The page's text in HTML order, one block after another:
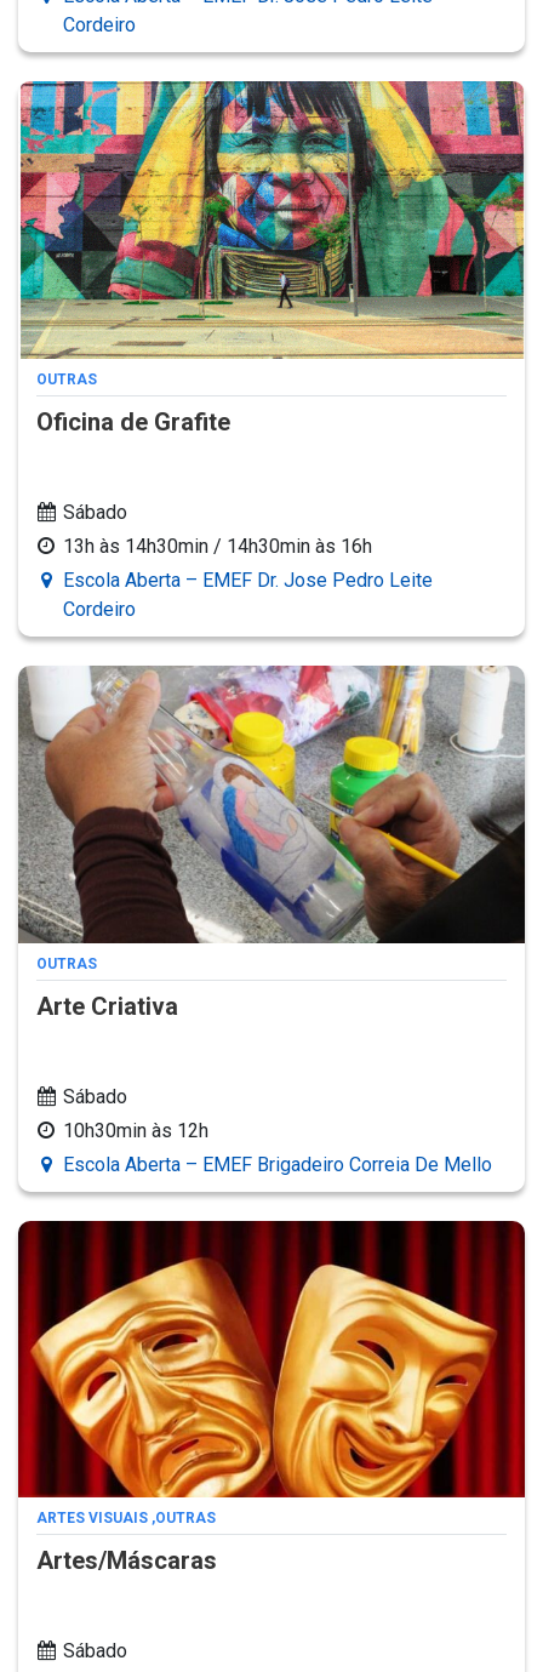
Cordeiro
OUTRAS
Oficina de Grafite
Sábado
13h às 14h30min / 14h30min às 16h
Escola Aberta – EMEF Dr. Jose Pedro Leite
Cordeiro
OUTRAS
Arte Criativa
Sábado
10h30min às 12h
Escola Aberta – EMEF Brigadeiro Correia De Mello
ARTES VISUAIS ,OUTRAS
Artes/Máscaras
Sábado